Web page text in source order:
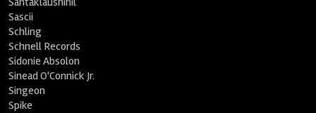
Sascii
Schling
Schnell Records
Sidonie Absolon
Sinead O'Connick Jr.
Singeon
Spike